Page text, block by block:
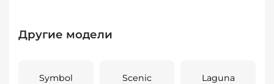
Другие модели
Symbol Scenic Laguna